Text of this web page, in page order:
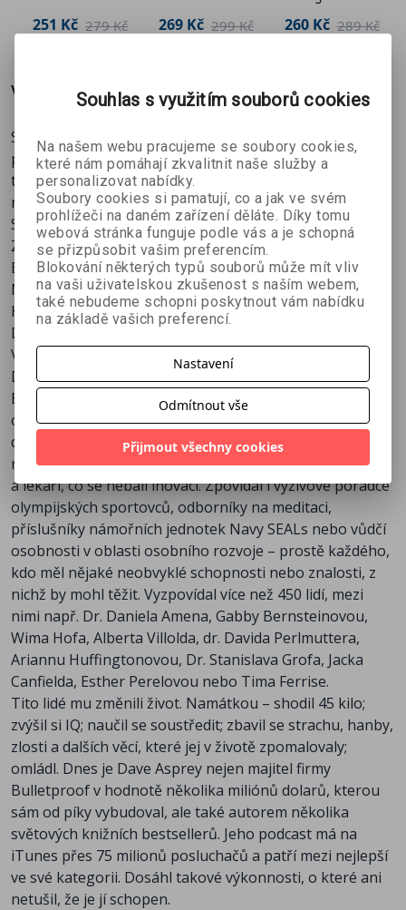
251 Kč 279 Kč 269 Kč 299 Kč 260 Kč 289 Kč
Více o knize
Slavný BIOHACKER Dave Asprey se s vámi podělí o
převratné informace, které nashromáždil z rozhovorů s
tzv. „game changers“, lidmi, kteří mění sebe, aby mohli
měnit svět.
Strach je zabiják mysli
Získejte díky sexu ty nejlepší drogy
Brzké vstávání z vás dobrého člověka nedělá
Nejezte jako neandrtálec, jezte jako vaše babička
Honem! Meditujte rychleji
Dýchejte v lese, a ne ve vaně
Vděčnost je silnější než strach
Dave před několika lety založil podcast s názvem
Bulletproof Radio s cílem dozvědět se něco užitečného
od lidí, kteří jsou špičkami v tom, co dělají, aby sám
dosáhl osobního růstu. Šel si pro radu za
nekonformními vědci, špičkovými sportovci, biochemiky
a lékaři, co se nebáli inovací. Zpovídal i výživové poradce
olympijských sportovců, odborníky na meditaci,
příslušníky námořních jednotek Navy SEALs nebo vůdčí
osobnosti v oblasti osobního rozvoje – prostě každého,
kdo měl nějaké neobvyklé schopnosti nebo znalosti, z
nichž by mohl těžit. Vyzpovídal více než 450 lidí, mezi
nimi např. Dr. Daniela Amena, Gabby Bernsteinovou,
Wima Hofa, Alberta Villolda, dr. Davida Perlmuttera,
Ariannu Huffingtonovou, Dr. Stanislava Grofa, Jacka
Canfielda, Esther Perelovou nebo Tima Ferrise.
Tito lidé mu změnili život. Namátkou – shodil 45 kilo;
zvýšil si IQ; naučil se soustředit; zbavil se strachu, hanby,
zlosti a dalších věcí, které jej v životě zpomalovaly;
omládl. Dnes je Dave Asprey nejen majitel firmy
Bulletproof v hodnotě několika miliónů dolarů, kterou
sám od píky vybudoval, ale také autorem několika
světových knižních bestsellerů. Jeho podcast má na
iTunes přes 75 milionů posluchačů a patří mezi nejlepší
ve své kategorii. Dosáhl takové výkonnosti, o které ani
netušil, že je jí schopen.
Souhlas s využitím souborů cookies
Na našem webu pracujeme se soubory cookies,
které nám pomáhají zkvalitnit naše služby a
personalizovat nabídky.
Soubory cookies si pamatují, co a jak ve svém
prohlížeči na daném zařízení děláte. Díky tomu
webová stránka funguje podle vás a je schopná
se přizpůsobit vašim preferencím.
Blokování některých typů souborů může mít vliv
na vaši uživatelskou zkušenost s naším webem,
také nebudeme schopni poskytnout vám nabídku
na základě vašich preferencí.
Nastavení
Odmítnout vše
Přijmout všechny cookies